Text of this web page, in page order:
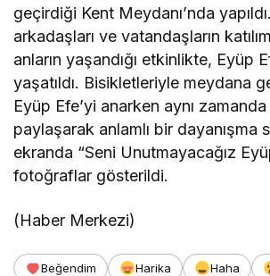
geçirdiği Kent Meydanı’nda
arkadaşları ve vatandaşların
anların yaşandığı etkinlikte, Eyüp
yaşatıldı. Bisikletleriyle meydana
Eyüp Efe’yi anarken aynı zamanda
paylaşarak anlamlı bir dayanışma
ekranda “Seni Unutmayacağız
fotoğraflar gösterildi.
(Haber Merkezi)
Beğendim Harika Haha